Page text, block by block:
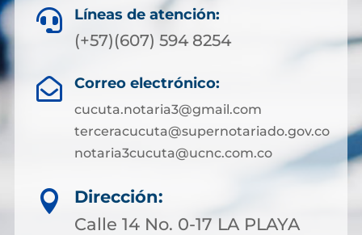
 Líneas de atención:
(+57)(607) 594 8254
 Correo electrónico:
cucuta.notaria3@gmail.com
terceracucuta@supernotariado.gov.co
notaria3cucuta@ucnc.com.co

Dirección:
Calle 14 No. 0-17 LA PLAYA